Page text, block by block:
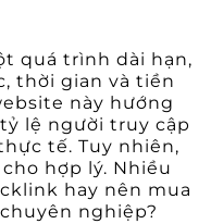
quá trình dài hạn,
thời gian và tiền
này hướng
lệ người truy cập
tế. Tuy nhiên,
hợp lý. Nhiều
hay nên mua
nghiệp?